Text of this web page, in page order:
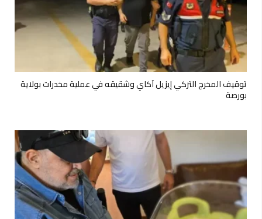
توقيف المخرج التركي إيزيل آكاي وشقيقه في عملية مخدرات بولاية
بورصة